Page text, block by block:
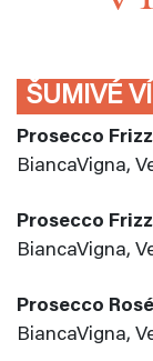
ŠUMIVÉ
Prosecco
BiancaVigna,
Prosecco
BiancaVigna,
Prosecco
BiancaVigna,